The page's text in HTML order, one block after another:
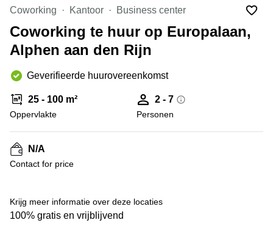
Hengelo
Hilversum
Hoofddorp
Deventer
Rotterdam
Tiel
Zwolle
Bodegraven-
Reeuwijk
Business
center
Arnhem
Business
Amsterdam
Westpoort
Business
center
Hilversum
Den
Haag
Coworking Kantoor Business center
Coworking te huur op Europalaan,
Alphen aan den Rijn
Geverifieerde huurovereenkomst
25 - 100 m²
Oppervlakte
2 - 7
Personen
N/A
Contact for price
Krijg meer informatie over deze locaties
100% gratis en vrijblijvend